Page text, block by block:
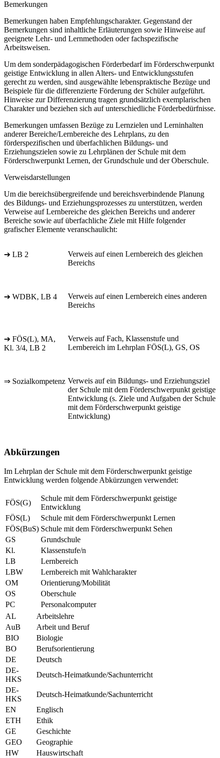
Bemerkungen
Bemerkungen haben Empfehlungscharakter. Gegenstand der
Bemerkungen sind inhaltliche Erläuterungen sowie Hinweise auf
geeignete Lehr- und Lernmethoden oder fachspezifische
Arbeitsweisen.
Um dem sonderpädagogischen Förderbedarf im Förderschwerpunkt
geistige Entwicklung in allen Alters- und Entwicklungsstufen
gerecht zu werden, sind ausgewählte lebenspraktische Bezüge und
Beispiele für die differenzierte Förderung der Schüler aufgeführt.
Hinweise zur Differenzierung tragen grundsätzlich exemplarischen
Charakter und beziehen sich auf unterschiedliche Förderbedürfnisse.
Bemerkungen umfassen Bezüge zu Lernzielen und Lerninhalten
anderer Bereiche/Lernbereiche des Lehrplans, zu den
förderspezifischen und überfachlichen Bildungs- und
Erziehungszielen sowie zu Lehrplänen der Schule mit dem
Förderschwerpunkt Lernen, der Grundschule und der Oberschule.
Verweisdarstellungen
Um die bereichsübergreifende und bereichsverbindende Planung
des Bildungs- und Erziehungsprozesses zu unterstützen, werden
Verweise auf Lernbereiche des gleichen Bereichs und anderer
Bereiche sowie auf überfachliche Ziele mit Hilfe folgender
grafischer Elemente veranschaulicht:
➔ LB 2
Verweis auf einen Lernbereich des gleichen
Bereichs
➔ WDBK, LB 4
Verweis auf einen Lernbereich eines anderen
Bereichs
➔ FÖS(L), MA,
Kl. 3/4, LB 2
Verweis auf Fach, Klassenstufe und
Lernbereich im Lehrplan FÖS(L), GS, OS
⇒ Sozialkompetenz Verweis auf ein Bildungs- und Erziehungsziel
der Schule mit dem Förderschwerpunkt geistige
Entwicklung (s. Ziele und Aufgaben der Schule
mit dem Förderschwerpunkt geistige
Entwicklung)
Abkürzungen
Im Lehrplan der Schule mit dem Förderschwerpunkt geistige
Entwicklung werden folgende Abkürzungen verwendet:
FÖS(G)
Schule mit dem Förderschwerpunkt geistige
Entwicklung
FÖS(L)
Schule mit dem Förderschwerpunkt Lernen
FÖS(BuS) Schule mit dem Förderschwerpunkt Sehen
GS
Grundschule
Kl.
Klassenstufe/n
LB
Lernbereich
LBW
Lernbereich mit Wahlcharakter
OM
Orientierung/Mobilität
OS
Oberschule
PC
Personalcomputer
AL
Arbeitslehre
AuB
Arbeit und Beruf
BIO
Biologie
BO
Berufsorientierung
DE
Deutsch
DE-
HKS
Deutsch-Heimatkunde/Sachunterricht
DE-
HKS
Deutsch-Heimatkunde/Sachunterricht
EN
Englisch
ETH
Ethik
GE
Geschichte
GEO
Geographie
HW
Hauswirtschaft